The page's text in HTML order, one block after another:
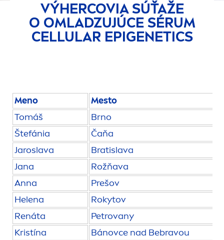
VÝHERCOVIA SÚŤAŽE
O OMLADZUJÚCE SÉRUM
CELLULAREPIGENETICS
Meno
Mesto
Tomáš
Brno
Štefánia
Čaňa
Jaroslava
Bratislava
Jana
Rožňava
Anna
Prešov
Helena
Rokytov
Renáta
Petrovany
Kristína
Bánovce nad Bebravou